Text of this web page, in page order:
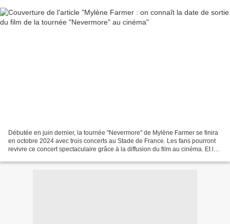
Débutée en juin dernier, la tournée "Nevermore" de Mylène Farmer se finira
en octobre 2024 avec trois concerts au Stade de France. Les fans pourront
revivre ce concert spectaculaire grâce à la diffusion du film au cinéma. Et la